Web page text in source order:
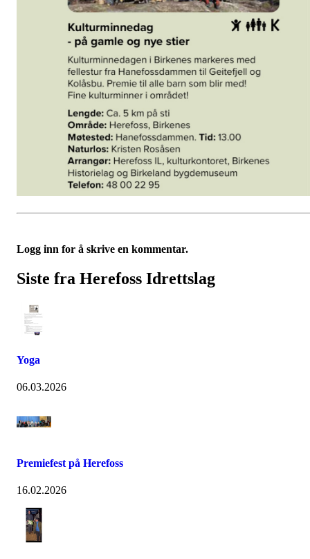
Logg inn for å skrive en kommentar.
Siste fra Herefoss Idrettslag
Yoga
06.03.2026
Premiefest på Herefoss
16.02.2026